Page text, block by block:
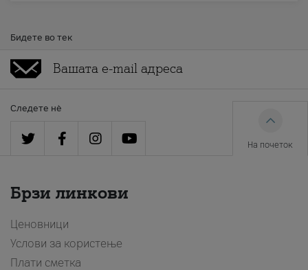
Бидете во тек
Следете нè
На почеток
Брзи линкови
Ценовници
Услови за користење
Плати сметка